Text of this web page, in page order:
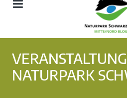
NATURPARK